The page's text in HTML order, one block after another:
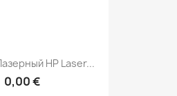
HP Laser...
0,00 €